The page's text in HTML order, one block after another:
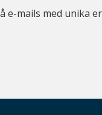
e-mails med unika